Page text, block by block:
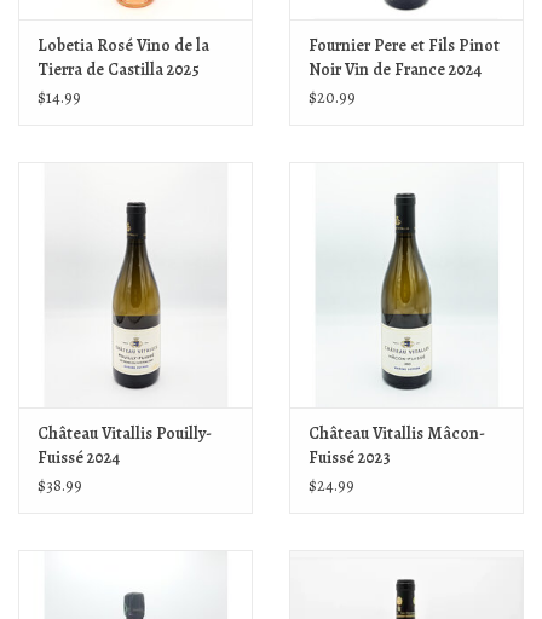
Lobetia Rosé Vino de la
Tierra de Castilla 2025
$14.99
Fournier Pere et Fils Pinot
Noir Vin de France 2024
$20.99
Château Vitallis Pouilly-
Fuissé 2024
$38.99
Château Vitallis Mâcon-
Fuissé 2023
$24.99